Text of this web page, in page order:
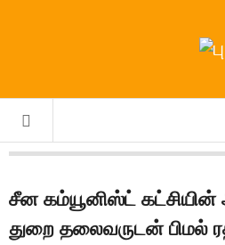
சீன கம்யூனிஸ்ட்
துறை தலைவருடன் பிமல்